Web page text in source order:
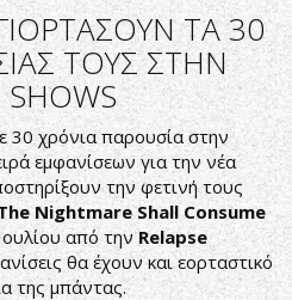
ΤΑ 30
ΤΟΥΣ ΣΤΗΝ
30 χρόνια παρουσία στην
εμφανίσεων για την νέα
την φετινή τους
Nightmare Shall Consume
από την Relapse
θα έχουν και εορταστικό
της μπάντας.